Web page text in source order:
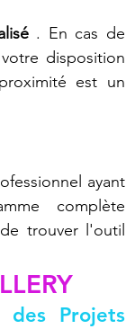
. En cas de
disposition
est un
ayant
complète
trouver l'outil
des Projets